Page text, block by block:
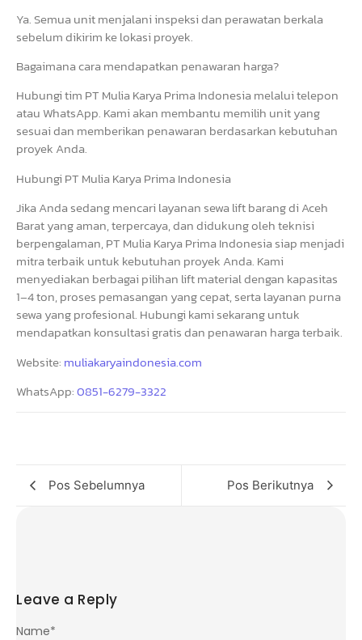
Ya. Semua unit menjalani inspeksi dan perawatan berkala
sebelum dikirim ke lokasi proyek.
Bagaimana cara mendapatkan penawaran harga?
Hubungi tim PT Mulia Karya Prima Indonesia melalui telepon
atau WhatsApp. Kami akan membantu memilih unit yang
sesuai dan memberikan penawaran berdasarkan kebutuhan
proyek Anda.
Hubungi PT Mulia Karya Prima Indonesia
Jika Anda sedang mencari layanan sewa lift barang di Aceh
Barat yang aman, terpercaya, dan didukung oleh teknisi
berpengalaman, PT Mulia Karya Prima Indonesia siap menjadi
mitra terbaik untuk kebutuhan proyek Anda. Kami
menyediakan berbagai pilihan lift material dengan kapasitas
1–4 ton, proses pemasangan yang cepat, serta layanan purna
sewa yang profesional. Hubungi kami sekarang untuk
mendapatkan konsultasi gratis dan penawaran harga terbaik.
Website: muliakaryaindonesia.com
WhatsApp:0851-6279-3322
Pos Sebelumnya Pos Berikutnya
Leave a Reply
Name*